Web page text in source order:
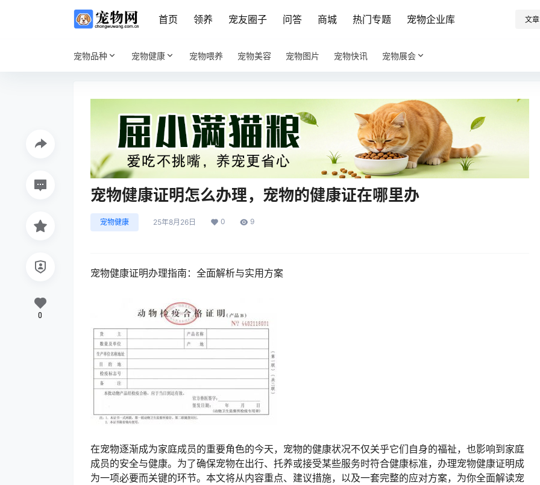
首页 领养 宠友圈子 问答 商城 热门专题 宠物企业库 文章
宠物品种 宠物健康 宠物喂养 宠物美容 宠物图片 宠物快讯 宠物展会
宠物健康证明怎么办理，宠物的健康证在哪里办
宠物健康 25年8月26日 0 9
宠物健康证明办理指南：全面解析与实用方案
在宠物逐渐成为家庭成员的重要角色的今天，宠物的健康状况不仅关乎它们自身的福祉，也影响到家庭
成员的安全与健康。为了确保宠物在出行、托养或接受某些服务时符合健康标准，办理宠物健康证明成
为一项必要而关键的环节。本文将从内容重点、建议措施，以及一套完整的应对方案，为你全面解读宠
0